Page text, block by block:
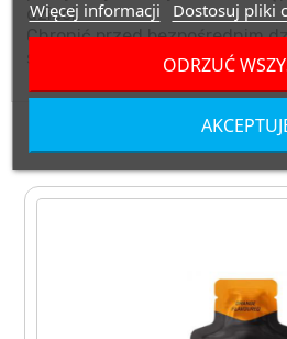
dzieci.
Chronić przed bezpośrednim
ZOBACZ
Więcej informacji Dostosuj pliki
ODRZUĆ